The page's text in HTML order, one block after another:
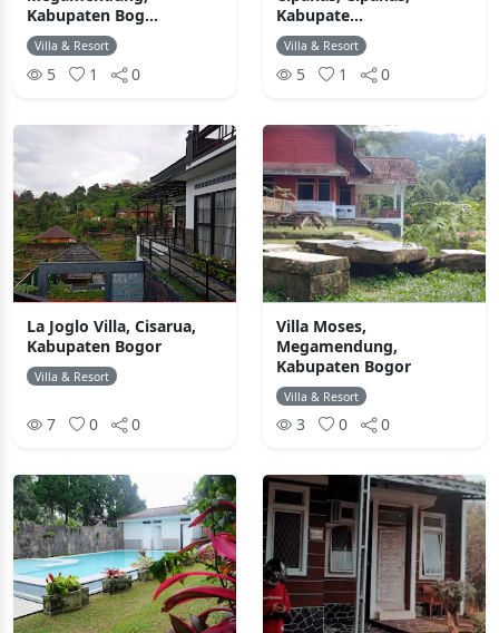
Kabupaten Bog...
Villa & Resort
5 1 0
Kabupate...
Villa & Resort
5 1 0
La Joglo Villa, Cisarua,
Kabupaten Bogor
Villa & Resort
7 0 0
Villa Moses,
Megamendung,
Kabupaten Bogor
Villa & Resort
3 0 0